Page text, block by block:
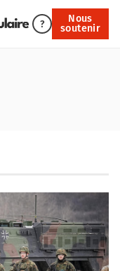
?
Nous
soutenir